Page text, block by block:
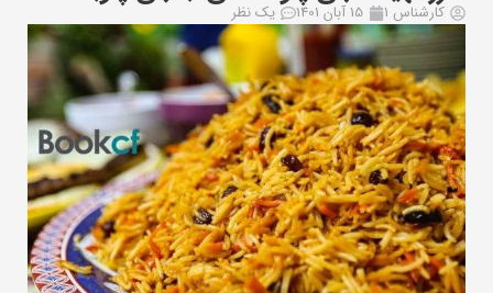
کارشناس 1 15 آبان 1401 یک نظر